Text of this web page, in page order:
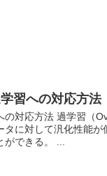
習への対応方法
の対応方法 過学習（
タに対して汎化性能
ができる。 ...